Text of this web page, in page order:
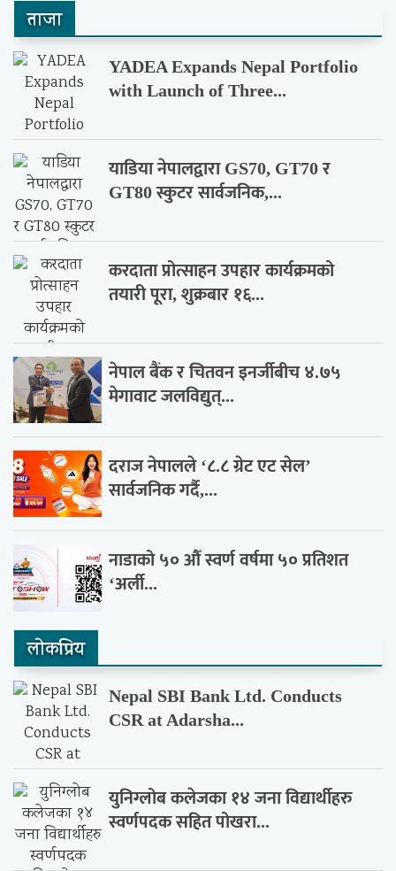
ताजा
YADEA Expands Nepal Portfolio
with Launch of Three...
याडिया नेपालद्वारा GS70, GT70 र
GT80 स्कुटर सार्वजनिक,...
करदाता प्रोत्साहन उपहार कार्यक्रमको
तयारी पूरा, शुक्रबार १६...
नेपाल बैंक र चितवन इनर्जीबीच ४.७५
मेगावाट जलविद्युत्...
दराज नेपालले ‘८.८ ग्रेट एट सेल’
सार्वजनिक गर्दै,...
नाडाको ५० औँ स्वर्ण वर्षमा ५० प्रतिशत
‘अर्ली...
लाेकप्रिय
Nepal SBI Bank Ltd. Conducts
CSR at Adarsha...
युनिग्लोब कलेजका १४ जना विद्यार्थीहरु
स्वर्णपदक सहित पोखरा...